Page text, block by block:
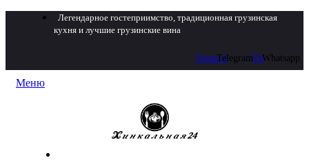
Легендарное гостеприимство, традиционная грузинская
кухня и лучшие грузинские вина
YoutubeTelegramVkWhatsapp
Меню